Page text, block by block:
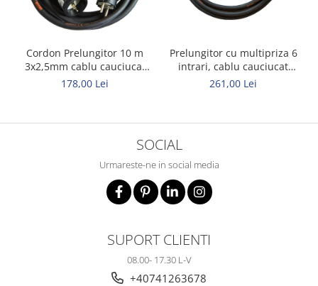
Cordon Prelungitor 10 m
3x2,5mm cablu cauciucat
Titanex
178,00 Lei
Prelungitor cu multipriza 6
intrari, cablu cauciucat
Titanex 10m 3x2,5mm
261,00 Lei
SOCIAL
Urmareste-ne in social media
SUPORT CLIENTI
08.00- 17.30 L-V
+40741263678